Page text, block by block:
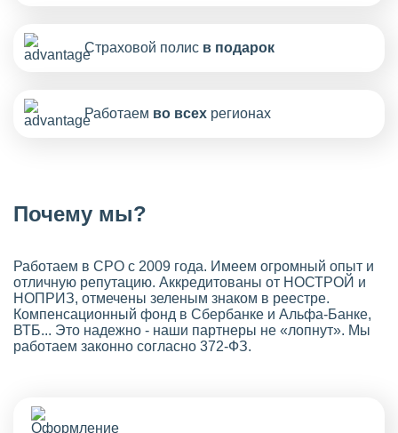
Страховой полис в подарок
Работаем во всех регионах
Почему мы?
Работаем в СРО с 2009 года. Имеем огромный опыт и
отличную репутацию. Аккредитованы от НОСТРОЙ и
НОПРИЗ, отмечены зеленым знаком в реестре.
Компенсационный фонд в Сбербанке и Альфа-Банке,
ВТБ... Это надежно - наши партнеры не «лопнут». Мы
работаем законно согласно 372-ФЗ.